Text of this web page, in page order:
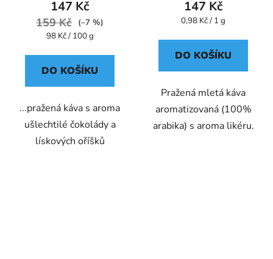
147 Kč
159 Kč
(–7 %)
Měrná
98 Kč / 100 g
DO KOŠÍKU
...pražená káva s aroma
ušlechtilé čokolády a
lískových oříšků
147 Kč
Měrná
0,98 Kč / 1 g
DO KOŠÍKU
Pražená mletá káva
aromatizovaná (100%
arabika) s aroma likéru.